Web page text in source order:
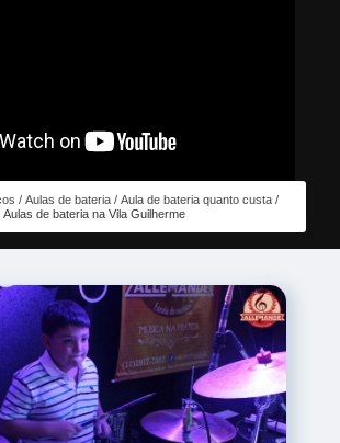
Aulas de bateria
Aula de bateria quanto custa
Aulas de bateria na Vila Guilherme